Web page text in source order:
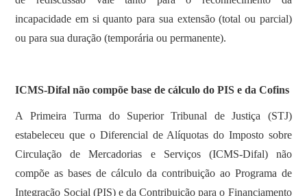
incapacidade em si quanto para sua extensão (total ou parcial)
ou para sua duração (temporária ou permanente).
ICMS-Difal não compõe base de cálculo do PIS e da Cofins
​A Primeira Turma do Superior Tribunal de Justiça (STJ)
estabeleceu que o Diferencial de Alíquotas do Imposto sobre
Circulação de Mercadorias e Serviços (ICMS-Difal) não
compõe as bases de cálculo da contribuição ao Programa de
Integração Social (PIS) e da Contribuição para o Financiamento